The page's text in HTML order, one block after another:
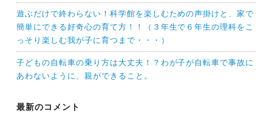
遊ぶだけで終わらない！科学館を楽しむための声掛けと、家で
簡単にできる好奇心の育て方！！（３年生で６年生の理科をこ
っそり楽しむ我が子に育つまで・・・）
子どもの自転車の乗り方は大丈夫！？わが子が自転車で事故に
あわないように、親ができること。
最新のコメント